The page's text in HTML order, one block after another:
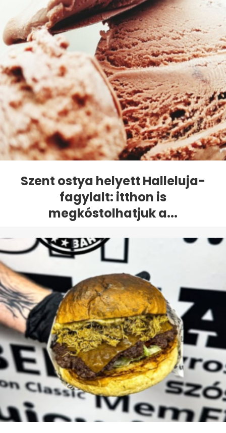
Szent ostya helyett Halleluja-
fagylalt: itthon is
megkóstolhatjuk a...